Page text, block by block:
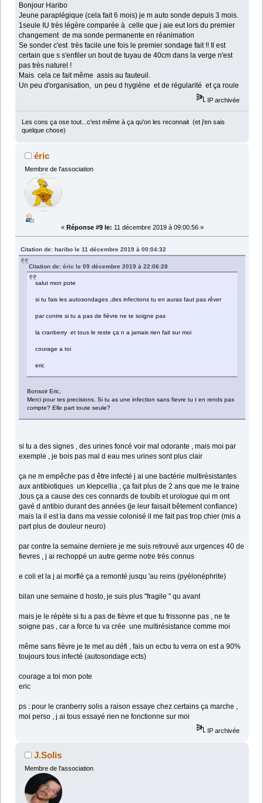
Bonjour Haribo
Jeune paraplégique (cela fait 6 mois) je m auto sonde depuis 3 mois.
1seule IU très légère comparée à celle que j aie eut lors du premier
changement de ma sonde permanente en réanimation
Se sonder c'est très facile une fois le premier sondage fait !! Il est
certain que s s'enfiler un bout de tuyau de 40cm dans la verge n'est
pas très naturel !
Mais cela ce fait même assis au fauteuil.
Un peu d'organisation, un peu d hygiène et de régularité et ça roule
IP archivée
Les cons ça ose tout...c'est même à ça qu'on les reconnait (et j'en sais
quelque chose)
éric
Membre de l'association
« Réponse #9 le: 11 décembre 2019 à 09:00:56 »
Citation de: haribo le 11 décembre 2019 à 00:04:32
Citation de: éric le 09 décembre 2019 à 22:06:28
salut mon pote
si tu fais les autosondages ,des infections tu en auras faut pas rêver
par contre si tu a pas de fièvre ne te soigne pas
la cranberry et tous le reste ça n a jamais rien fait sur moi
courage a toi
eric
Bonsoir Eric,
Merci pour tes precisions. Si tu as une infection sans fievre tu t en rends pas
compte? Elle part toute seule?
si tu a des signes , des urines foncé voir mal odorante , mais moi par
exemple , je bois pas mal d eau mes urines sont plus clair
ça ne m empêche pas d être infecté j ai une bactérie multirésistantes
aux antibiotiques un klepcellia , ça fait plus de 2 ans que me le traine
,tous ça a cause des ces connards de toubib et urologue qui m ont
gavé d antibio durant des années (je leur faisait bêtement confiance)
mais la il est la dans ma vessie colonisé il me fait pas trop chier (mis a
part plus de douleur neuro)
par contre la semaine derniere je me suis retrouvé aux urgences 40 de
fievres , j ai rechoppé un autre germe notre trés connus
e coli et la j ai morflé ça a remonté jusqu 'au reins (pyélonéphrite)
bilan une semaine d hosto, je suis plus "fragile " qu avant
mais je le répète si tu a pas de fièvre et que tu frissonne pas , ne te
soigne pas , car a force tu va crée une multirésistance comme moi
même sans fièvre je te met au défi , fais un ecbu tu verra on est a 90%
toujours tous infecté (autosondage ects)
courage a toi mon pote
eric
ps : pour le cranberry solis a raison essaye chez certains ça marche ,
moi perso , j ai tous essayé rien ne fonctionne sur moi
IP archivée
J.Solis
Membre de l'association